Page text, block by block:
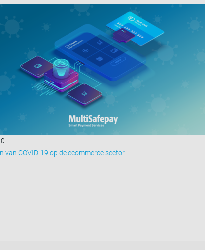
van COVID-19 op de ecommerce sector